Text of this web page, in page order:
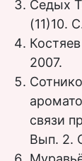
Седых
(11)10.
2007.
связи
Вып. 2.